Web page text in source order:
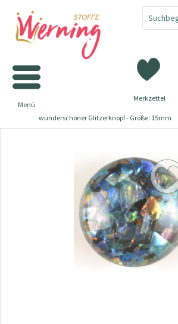
Merkzettel
Menü
wunderschöner Glitzerknopf - Größe: 15mm